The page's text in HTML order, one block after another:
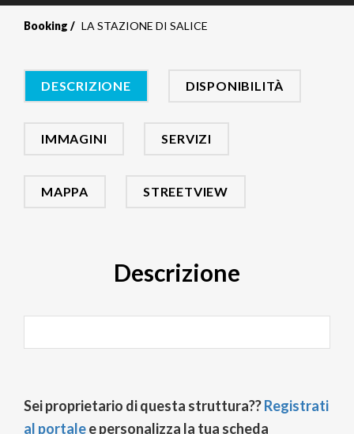
Booking LA STAZIONE DI SALICE
DESCRIZIONE DISPONIBILITÀ
IMMAGINI SERVIZI
MAPPA STREETVIEW
Descrizione
Sei proprietario di questa struttura??Registrati
al portalee personalizza la tua scheda